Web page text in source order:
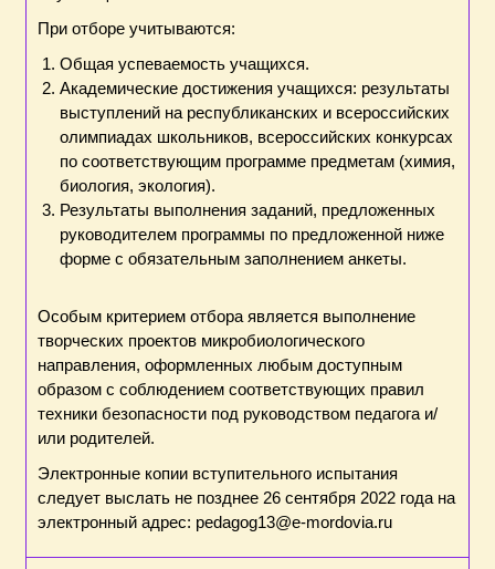
При отборе учитываются:
Общая успеваемость учащихся.
Академические достижения учащихся: результаты
выступлений на республиканских и всероссийских
олимпиадах школьников, всероссийских конкурсах
по соответствующим программе предметам (химия,
биология, экология).
Результаты выполнения заданий, предложенных
руководителем программы по предложенной ниже
форме с обязательным заполнением анкеты.
Особым критерием отбора является выполнение
творческих проектов микробиологического
направления, оформленных любым доступным
образом с соблюдением соответствующих правил
техники безопасности под руководством педагога и/
или родителей.
Электронные копии вступительного испытания
следует выслать не позднее 26 сентября 2022 года на
электронный адрес: pedagog13@e-mordovia.ru